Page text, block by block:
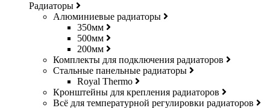
Радиаторы
Алюминиевые радиаторы
350мм
500мм
200мм
Комплекты для подключения радиаторов
Стальные панельные радиаторы
Royal Thermo
Кронштейны для крепления радиаторов
Всё для температурной регулировки радиаторов